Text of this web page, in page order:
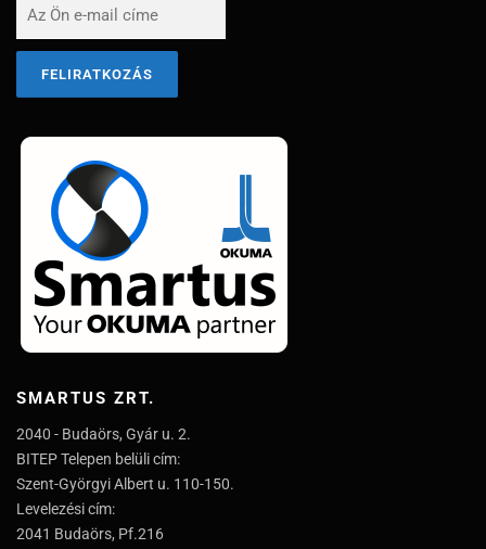
SMARTUS ZRT.
2040 - Budaörs, Gyár u. 2.
BITEP Telepen belüli cím:
Szent-Györgyi Albert u. 110-150.
Levelezési cím:
2041 Budaörs, Pf.216